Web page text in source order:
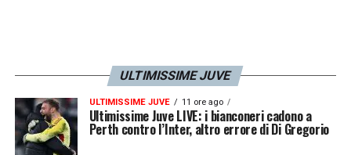
ULTIMISSIME JUVE
ULTIMISSIME JUVE 11 ore ago
Ultimissime Juve LIVE: i bianconeri cadono a
Perth contro l’Inter, altro errore di Di Gregorio